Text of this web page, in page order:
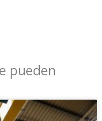
pueden